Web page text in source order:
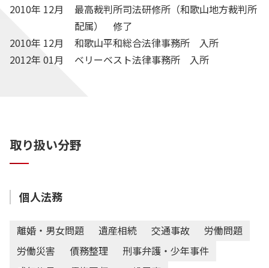
2010年 12月
最高裁判所司法研修所（和歌山地方裁判所
配属） 修了
2010年 12月
和歌山平和総合法律事務所 入所
2012年 01月
ベリーベスト法律事務所 入所
取り扱い分野
個人法務
離婚・男女問題 遺産相続 交通事故
労働問題
労働災害
債務整理
刑事弁護・少年事件